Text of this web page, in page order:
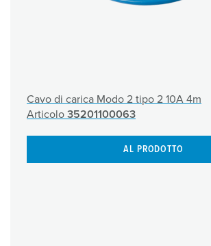
Cavo di carica Modo 2 tipo 2 10A 4m
Articolo 35201100063
AL PRODOTTO